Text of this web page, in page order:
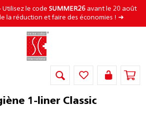
Utilisez le code SUMMER26 avant le 20 août
la réduction et faire des économies ! ➜
1-liner Classic